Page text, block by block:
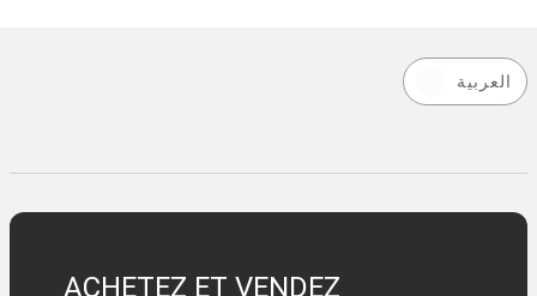
العربية
ACHETEZ ET VENDEZ